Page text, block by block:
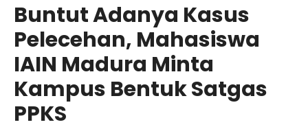
Buntut Adanya Kasus
Pelecehan, Mahasiswa
IAIN Madura Minta
Kampus Bentuk Satgas
PPKS